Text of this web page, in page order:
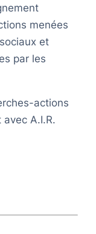
menées
et
par les
actions
A.I.R.